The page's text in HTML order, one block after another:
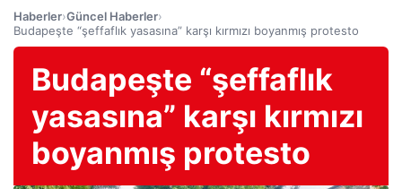
Haberler›Güncel Haberler›
Budapeşte “şeffaflık yasasına” karşı kırmızı boyanmış protesto
Budapeşte “şeffaflık
yasasına” karşı kırmızı
boyanmış protesto